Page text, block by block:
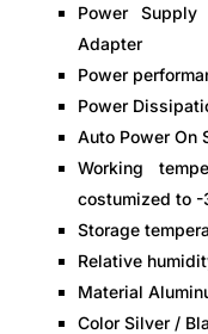
Power
Adapter
Power
Power
Auto Power On
Working
costumized to -
Storage
Relative
Material
Color Silver /